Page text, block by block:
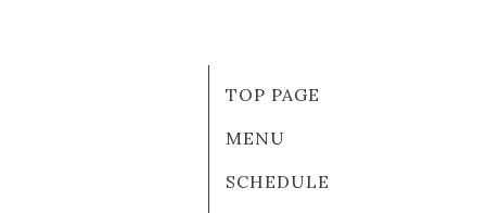
TOP PAGE
MENU
SCHEDULE